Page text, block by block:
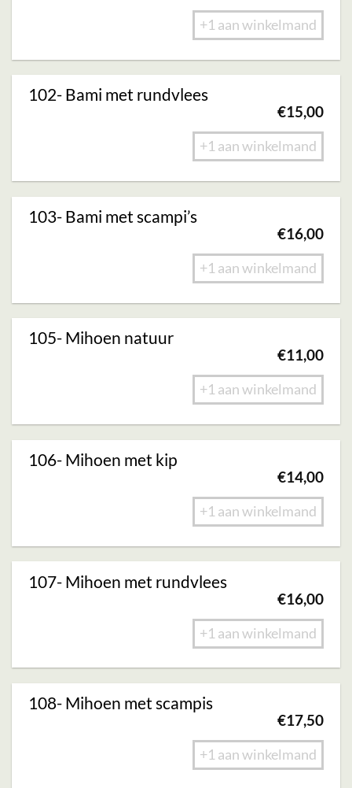
+1 aan winkelmand
102- Bami met rundvlees
€15,00
+1 aan winkelmand
103- Bami met scampi’s
€16,00
+1 aan winkelmand
105- Mihoen natuur
€11,00
+1 aan winkelmand
106- Mihoen met kip
€14,00
+1 aan winkelmand
107- Mihoen met rundvlees
€16,00
+1 aan winkelmand
108- Mihoen met scampis
€17,50
+1 aan winkelmand